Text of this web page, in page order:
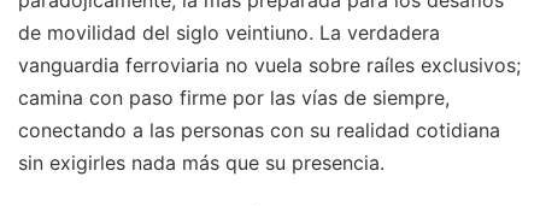
de movilidad del siglo veintiuno. La verdadera
vanguardia ferroviaria no vuela sobre raíles exclusivos;
camina con paso firme por las vías de siempre,
conectando a las personas con su realidad cotidiana
sin exigirles nada más que su presencia.